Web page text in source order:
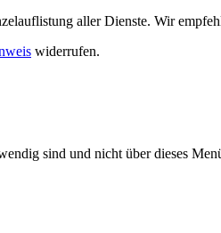
aller Dienste. Wir
widerrufen.
sind und nicht über dieses